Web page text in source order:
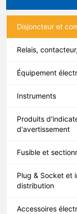
Disjoncteur et
Relais,
Équipement
Instruments
Produits
d'avertissement
Fusible et
Plug & Socket et
distribution
Accessoires